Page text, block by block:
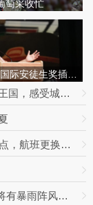
萄采收忙
活力中国调研行｜比盛夏还火热！来长沙零食王国，感受城市消费旺盛烟火
南航航班滑行疑遭雷击，机身检出20余处雷击点，航班更换飞机延误出行
台风“白海豚”外围波及长沙，10日至11日局地将有暴雨阵风，最高达9级